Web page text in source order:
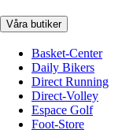
Våra butiker
Basket-Center
Daily Bikers
Direct Running
Direct-Volley
Espace Golf
Foot-Store